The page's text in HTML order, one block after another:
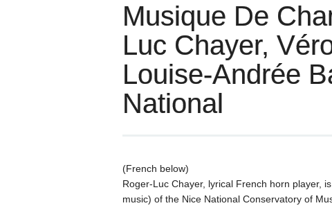
Musique De
Luc Chayer,
Louise-Andrée
National
(French below)
Roger-Luc Chayer, lyrical French horn player,
music) of the Nice National Conservatory of